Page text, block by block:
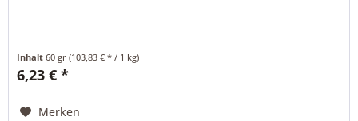
Inhalt60 gr(103,83 € * / 1 kg)
6,23 € *
Merken